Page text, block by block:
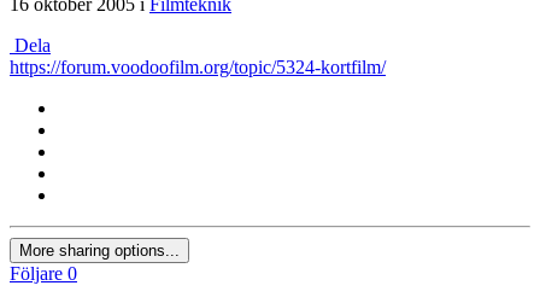
16 oktober 2005 i Filmteknik
Dela
https://forum.voodoofilm.org/topic/5324-kortfilm/
More sharing options...
Följare 0